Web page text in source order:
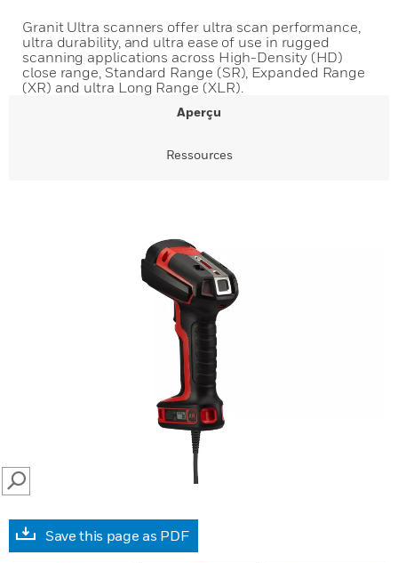
Granit Ultra scanners offer ultra scan performance,
ultra durability, and ultra ease of use in rugged
scanning applications across High-Density (HD)
close range, Standard Range (SR), Expanded Range
(XR) and ultra Long Range (XLR).
Aperçu
Ressources
SEARCH
Save this page as PDF